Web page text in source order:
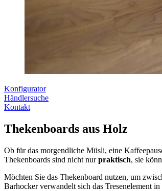
Konfigurator
Händlersuche
Kontakt
Thekenboards aus Holz
Ob für das morgendliche Müsli, eine
Thekenboards sind nicht nurpraktisch, sie
Möchten Sie das Thekenboard nutzen, um
Barhocker verwandelt sich das Tresenelement